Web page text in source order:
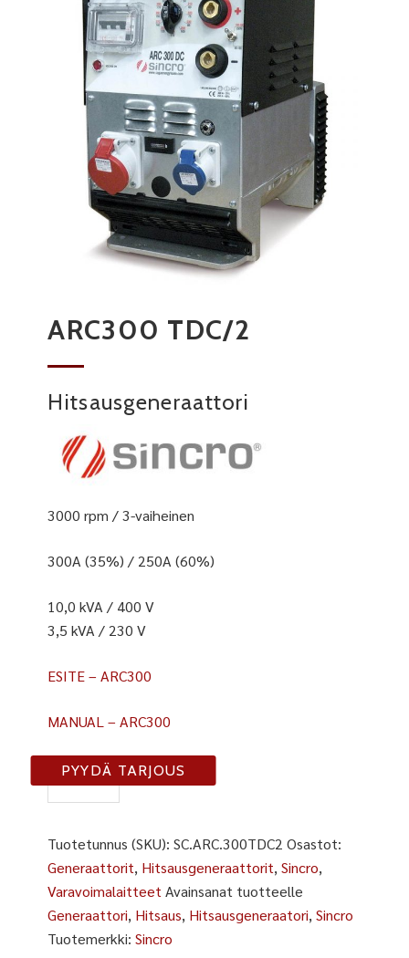
ARC300 TDC/2
Hitsausgeneraattori
3000 rpm / 3-vaiheinen
300A (35%) / 250A (60%)
10,0 kVA / 400 V
3,5 kVA / 230 V
ESITE – ARC300
MANUAL – ARC300
ARC300
TDC/2
PYYDÄ TARJOUS
Tuotetunnus (SKU):SC.ARC.300TDC2 Osastot:
Generaattorit, Hitsausgeneraattorit,Sincro,
Varavoimalaitteet Avainsanat tuotteelle
Generaattori, Hitsaus, Hitsausgeneraatori,Sincro
Tuotemerkki:Sincro